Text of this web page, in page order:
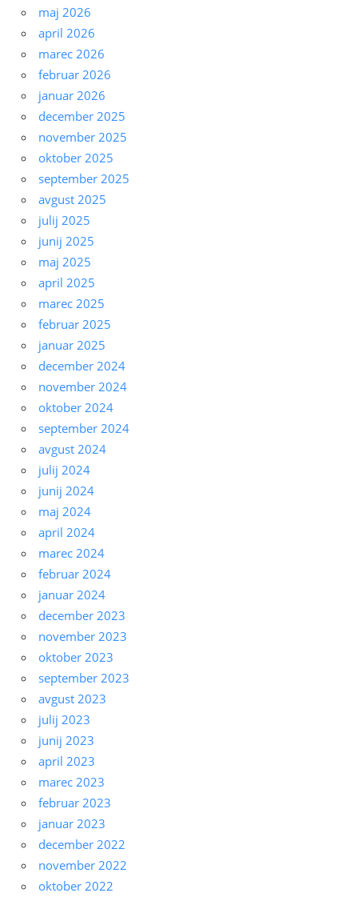
maj 2026
april 2026
marec 2026
februar 2026
januar 2026
december 2025
november 2025
oktober 2025
september 2025
avgust 2025
julij 2025
junij 2025
maj 2025
april 2025
marec 2025
februar 2025
januar 2025
december 2024
november 2024
oktober 2024
september 2024
avgust 2024
julij 2024
junij 2024
maj 2024
april 2024
marec 2024
februar 2024
januar 2024
december 2023
november 2023
oktober 2023
september 2023
avgust 2023
julij 2023
junij 2023
april 2023
marec 2023
februar 2023
januar 2023
december 2022
november 2022
oktober 2022